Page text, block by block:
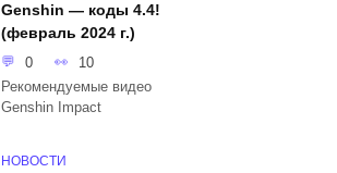
Genshin — коды 4.4!
(февраль 2024 г.)
0
10
Рекомендуемые видео
Genshin Impact
НОВОСТИ